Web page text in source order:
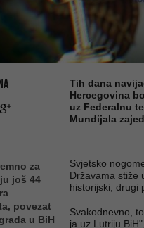
za
još 44
povezat
u BiH
Tih dana
Hercegovina
uz Federalnu
Mundijala
Svjetsko
Državama stiže
historijski, drugi
Svakodnevno,
ja uz Lutriju